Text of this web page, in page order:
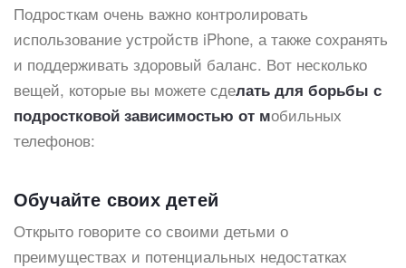
Подросткам очень важно контролировать
использование устройств iPhone, а также сохранять
и поддерживать здоровый баланс. Вот несколько
вещей, которые вы можете сделать для борьбы с
подростковой зависимостью от мобильных
телефонов:
Обучайте своих детей
Открыто говорите со своими детьми о
преимуществах и потенциальных недостатках